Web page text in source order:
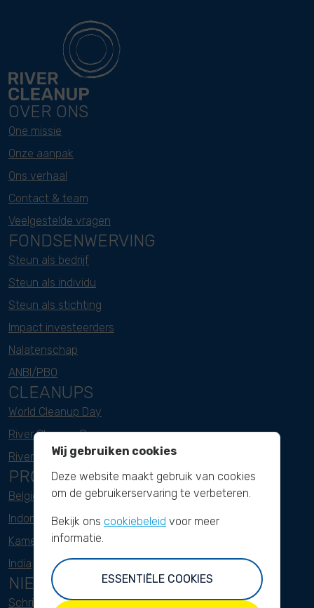
OVER ONS
One missie
Onze aanpak
Ons verhaal
Contact & team
Veelgestelde vragen
FONDSENWERVING
Steun als bedrijf
Steun als individu
Steun als stichting
Impact investeerders
Nalatenschap
ANBI/PBO
CLEANUPS
World Cleanup Day
River Cleanup Days
River Cleanup Challenge
PROJECTEN
België
Indonesië
Kameroen
India
NIEUWSBRIEF
Schrijf je hier in
Wij gebruiken cookies
Deze website maakt gebruik van cookies
om de gebruikerservaring te verbeteren.
Bekijk ons cookiebeleid voor meer
informatie.
ESSENTIËLE COOKIES